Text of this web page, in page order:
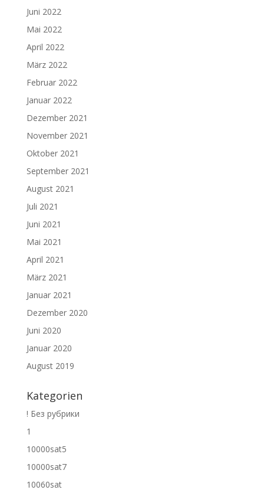
Juni 2022
Mai 2022
April 2022
März 2022
Februar 2022
Januar 2022
Dezember 2021
November 2021
Oktober 2021
September 2021
August 2021
Juli 2021
Juni 2021
Mai 2021
April 2021
März 2021
Januar 2021
Dezember 2020
Juni 2020
Januar 2020
August 2019
Kategorien
! Без рубрики
1
10000sat5
10000sat7
10060sat